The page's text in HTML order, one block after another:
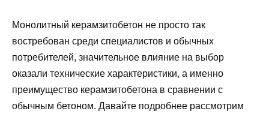
Монолитный керамзитобетон не просто так
востребован среди специалистов и обычных
потребителей, значительное влияние на выбор
оказали технические характеристики, а именно
преимущество керамзитобетона в сравнении с
обычным бетоном. Давайте подробнее рассмотрим